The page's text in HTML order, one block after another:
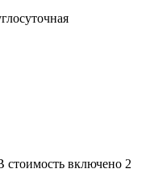
стоимость включено 2